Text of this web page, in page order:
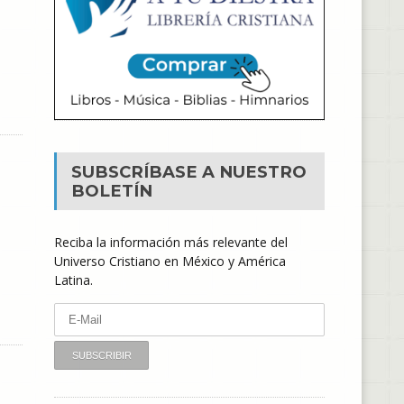
SUBSCRÍBASE A NUESTRO
BOLETÍN
Reciba la información más relevante del
Universo Cristiano en México y América
Latina.